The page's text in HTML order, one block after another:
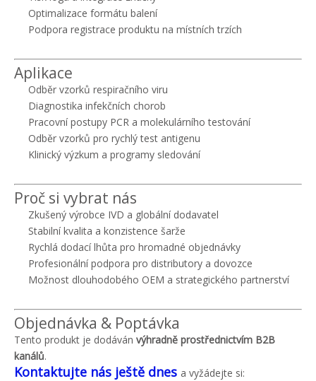
Optimalizace formátu balení
Podpora registrace produktu na místních trzích
Aplikace
Odběr vzorků respiračního viru
Diagnostika infekčních chorob
Pracovní postupy PCR a molekulárního testování
Odběr vzorků pro rychlý test antigenu
Klinický výzkum a programy sledování
Proč si vybrat nás
Zkušený výrobce IVD a globální dodavatel
Stabilní kvalita a konzistence šarže
Rychlá dodací lhůta pro hromadné objednávky
Profesionální podpora pro distributory a dovozce
Možnost dlouhodobého OEM a strategického partnerství
Objednávka & Poptávka
Tento produkt je dodáván výhradně prostřednictvím B2B
kanálů.
Kontaktujte nás ještě dnes a vyžádejte si: